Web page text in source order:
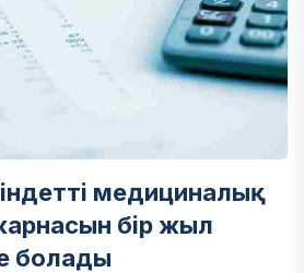
медициналық
бір жыл
болады